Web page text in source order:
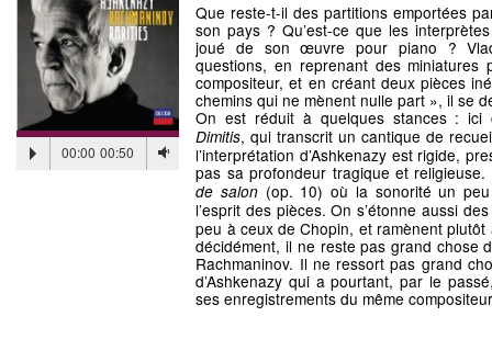
00:00 00:50
Que reste-t-il des partitions emportées
son pays ? Qu’est-ce que les
joué de son œuvre pour piano ?
questions, en reprenant des miniatures
compositeur, et en créant deux pièces
chemins qui ne mènent nulle part », il se
On est réduit à quelques stances : ici
Dimitis, qui transcrit un cantique de
l’interprétation d’Ashkenazy est rigide,
pas sa profondeur tragique et
de salon (op. 10) où la sonorité un
l’esprit des pièces. On s’étonne aussi
peu à ceux de Chopin, et ramènent
décidément, il ne reste pas grand chose
Rachmaninov. Il ne ressort pas grand
d’Ashkenazy qui a pourtant, par le
ses enregistrements du même